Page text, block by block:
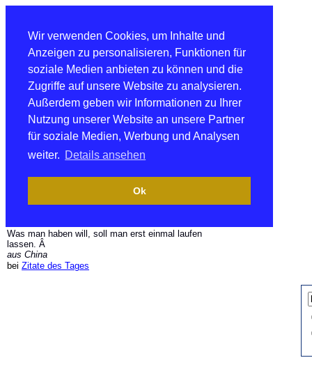
Wir verwenden Cookies, um Inhalte und
Anzeigen zu personalisieren, Funktionen für
soziale Medien anbieten zu können und die
Zugriffe auf unsere Website zu analysieren.
Außerdem geben wir Informationen zu Ihrer
Nutzung unserer Website an unsere Partner
für soziale Medien, Werbung und Analysen
weiter. Details ansehen
Ok
Was man haben will, soll man erst einmal laufen
lassen. Â
aus China
bei Zitate des Tages